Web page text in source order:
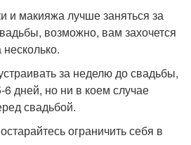
и макияжа лучше заняться за
возможно, вам захочется
за неделю до свадьбы,
6 дней, но ни в коем случае
свадьбой.
ограничить себя в